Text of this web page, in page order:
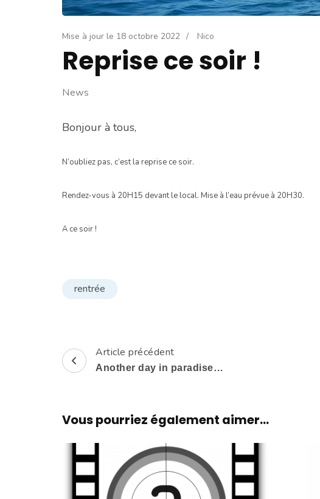
Mise à jour le 18 octobre 2022 / Nico
Reprise ce soir !
News
Bonjour à tous,
N’oubliez pas, c’est la reprise ce soir.
Rendez-vous à 20H15 devant le local. Mise à l’eau prévue à 20H30.
A ce soir !
rentrée
Navigation
Article précédent
Another day in paradise…
Vous pourriez également aimer...